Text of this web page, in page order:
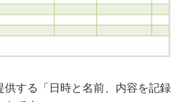
供する「日時と名前、内容を記録